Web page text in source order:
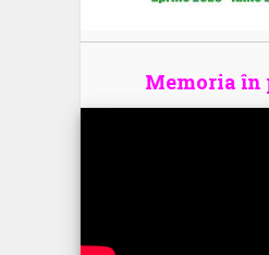
Memoria în